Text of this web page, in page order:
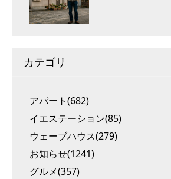
カテゴリ
アパート(682)
イエステーション(85)
ウェーブハウス(279)
お知らせ(1241)
グルメ(357)